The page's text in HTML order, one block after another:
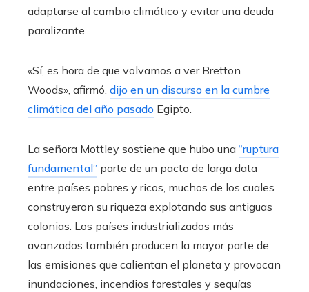
adaptarse al cambio climático y evitar una deuda
paralizante.
«Sí, es hora de que volvamos a ver Bretton
Woods», afirmó. dijo en un discurso en la cumbre
climática del año pasado Egipto.
La señora Mottley sostiene que hubo una “ruptura
fundamental” parte de un pacto de larga data
entre países pobres y ricos, muchos de los cuales
construyeron su riqueza explotando sus antiguas
colonias. Los países industrializados más
avanzados también producen la mayor parte de
las emisiones que calientan el planeta y provocan
inundaciones, incendios forestales y sequías